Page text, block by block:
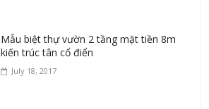
Mẫu biệt thự vườn 2 tầng mặt tiền 8m
kiến trúc tân cổ điển
July 18, 2017